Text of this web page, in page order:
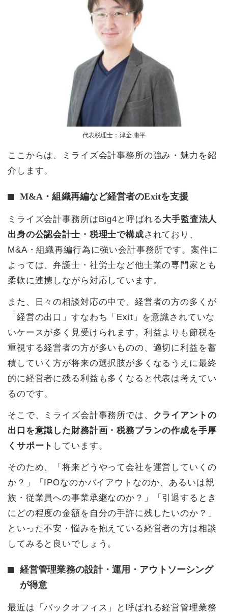
代表税理士：津金 庸平
ここからは、ミライズ会計事務所の強み・魅力を紹
介します。
M&A・組織再編など経営者のExitを支援
ミライズ会計事務所はBig4と呼ばれる 大手監査法人
出身の公認会計士・税理士で構成されており、
M&A・組織再編行為に強い会計事務所です。案件に
よっては、弁護士・社労士など他士業の専門家とも
柔軟に連携しながら対応しています。
また、日々の相談対応の中で、経営者の方の多くが
「経営の出口」すなわち「Exit」を意識されていな
いケースが多く見受けられます。利益よりも節税を
重視する経営者の方が多いものの、適切に利益を蓄
積していく方が将来の選択肢が多くなるうえに最終
的に経営者に残る利益も多くなると代表は考えてい
るのです。
そこで、ミライズ会計事務所では、 クライアントの
出口を意識した財務計画・税務プランの作成を手厚
くサポート しています。
そのため、「将来どうやって会社を運営していくの
か？」「IPOなのかバイアウトなのか、あるいは親
族・従業員への事業承継なのか？」「引退するとき
にどの程度の金額を自分の手許に残したいのか？」
といった不安・悩みを抱えている経営者の方は相談
してみると良いでしょう。
経営管理業務の設計・運用・アウトソーシング
が得意
最近は「バックオフィス」と呼ばれる経営管理業務